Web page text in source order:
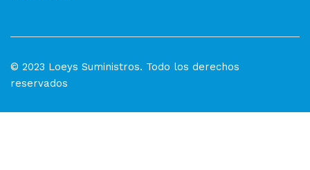
© 2023 Loeys Suministros. Todo los derechos
reservados